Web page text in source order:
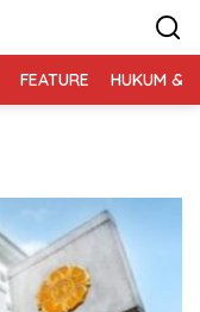
FEATURE HUKUM &